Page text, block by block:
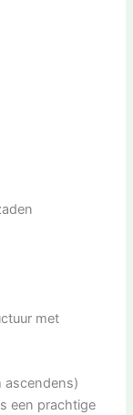
met
ascendens)
een prachtige